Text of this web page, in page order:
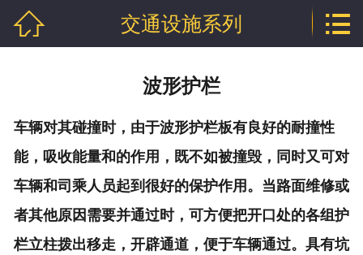

技术文章
企业资质
 交通设施系列 
波形护栏
车辆对其碰撞时，由于波形护栏板有良好的耐撞性
能，吸收能量和的作用，既不如被撞毁，同时又可对
车辆和司乘人员起到很好的保护作用。当路面维修或
者其他原因需要并通过时，可方便把开口处的各组护
栏立柱拨出移走，开辟通道，便于车辆通过。具有坑